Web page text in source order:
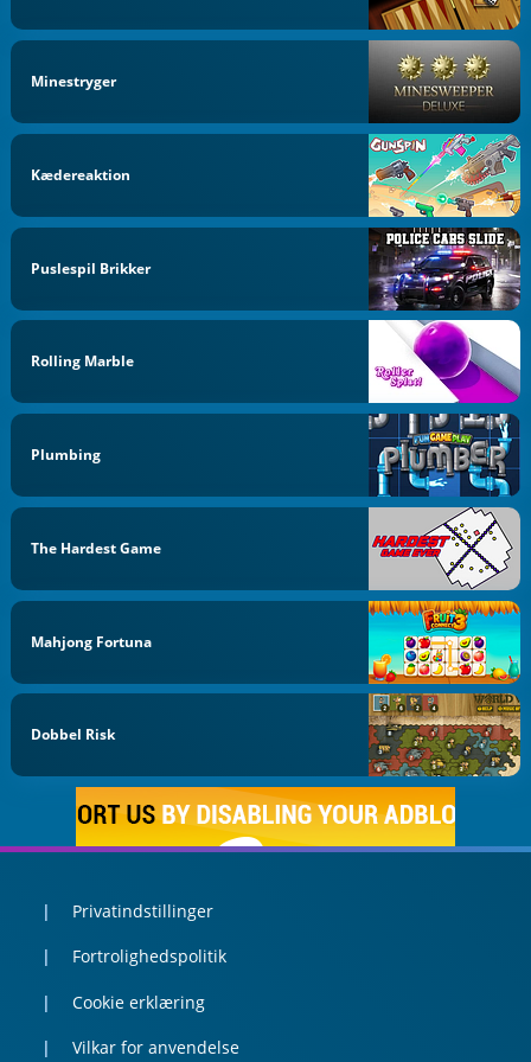
Minestryger
Kædereaktion
Puslespil Brikker
Rolling Marble
Plumbing
The Hardest Game
Mahjong Fortuna
Dobbel Risk
Privatindstillinger
Fortrolighedspolitik
Cookie erklæring
Vilkar for anvendelse